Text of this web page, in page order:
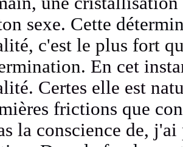
sexe. Cette
, c'est le plus fort
En cet
Certes elle est
frictions que
la conscience de,